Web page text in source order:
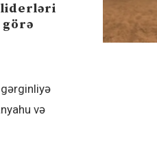
liderləri
görə
və